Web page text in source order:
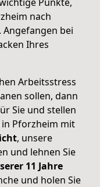
nach
Angefangen bei
Ihres
Arbeitsstress
sollen, dann
Sie und stellen
in Pforzheim mit
, unsere
und lehnen Sie
11 Jahre
und holen Sie